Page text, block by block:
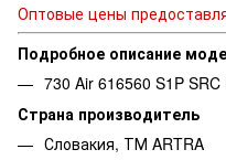
Оптовые цены
Подробное описание
730 Air 616560 S1P SRC
Страна производитель
Словакия, ТМ ARTRA